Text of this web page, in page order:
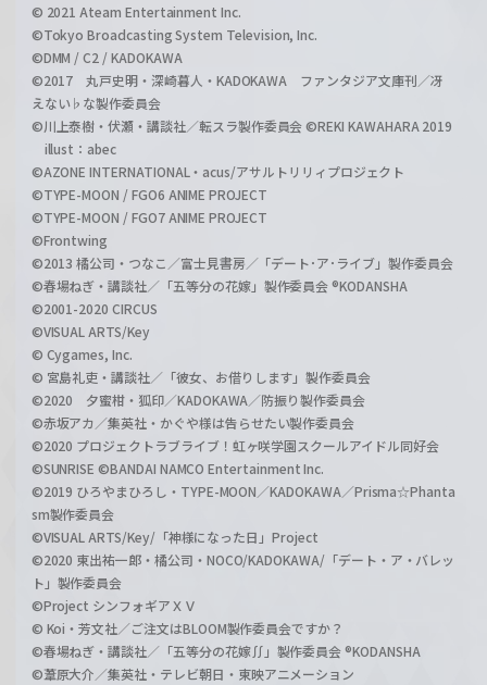
© 2021 Ateam Entertainment Inc.
©Tokyo Broadcasting System Television, Inc.
©DMM / C2 / KADOKAWA
©2017 丸戸史明・深崎暮人・KADOKAWA ファンタジア文庫刊／冴
えない♭な製作委員会
©川上泰樹・伏瀬・講談社／転スラ製作委員会 ©REKI KAWAHARA 2019
illust：abec
©AZONE INTERNATIONAL・acus/アサルトリリィプロジェクト
©TYPE-MOON / FGO6 ANIME PROJECT
©TYPE-MOON / FGO7 ANIME PROJECT
©Frontwing
©2013 橘公司・つなこ／富士見書房／「デート･ア･ライブ」製作委員会
©春場ねぎ・講談社／「五等分の花嫁」製作委員会 ®KODANSHA
©2001-2020 CIRCUS
©VISUAL ARTS/Key
© Cygames, Inc.
© 宮島礼吏・講談社／「彼女、お借りします」製作委員会
©2020 夕蜜柑・狐印／KADOKAWA／防振り製作委員会
©赤坂アカ／集英社・かぐや様は告らせたい製作委員会
©2020 プロジェクトラブライブ！虹ヶ咲学園スクールアイドル同好会
©SUNRISE ©BANDAI NAMCO Entertainment Inc.
©2019 ひろやまひろし・TYPE-MOON／KADOKAWA／Prisma☆Phanta
sm製作委員会
©VISUAL ARTS/Key/「神様になった日」Project
©2020 東出祐一郎・橘公司・NOCO/KADOKAWA/「デート・ア・バレッ
ト」製作委員会
©Project シンフォギアＸＶ
© Koi・芳文社／ご注文はBLOOM製作委員会ですか？
©春場ねぎ・講談社／「五等分の花嫁∬」製作委員会 ®KODANSHA
©葦原大介／集英社・テレビ朝日・東映アニメーション